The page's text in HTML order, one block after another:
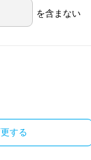
を含まない
する